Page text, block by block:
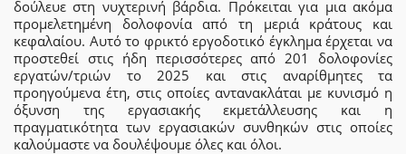
δούλευε στη νυχτερινή βάρδια. Πρόκειται για μια ακόμα
προμελετημένη δολοφονία από τη μεριά κράτους και
κεφαλαίου. Αυτό το φρικτό εργοδοτικό έγκλημα έρχεται να
προστεθεί στις ήδη περισσότερες από 201 δολοφονίες
εργατών/τριών το 2025 και στις αναρίθμητες τα
προηγούμενα έτη, στις οποίες αντανακλάται με κυνισμό η
όξυνση της εργασιακής εκμετάλλευσης και η
πραγματικότητα των εργασιακών συνθηκών στις οποίες
καλούμαστε να δουλέψουμε όλες και όλοι.